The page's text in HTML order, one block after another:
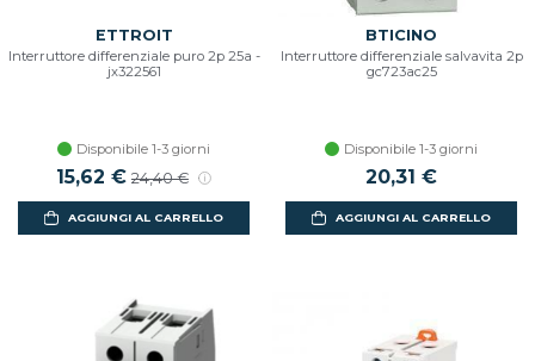
ETTROIT
Interruttore differenziale puro 2p 25a -
jx322561
Disponibile 1-3 giorni
15,62 € 24,40 €
AGGIUNGI AL CARRELLO
BTICINO
Interruttore differenziale salvavita 2p
gc723ac25
Disponibile 1-3 giorni
20,31 €
AGGIUNGI AL CARRELLO